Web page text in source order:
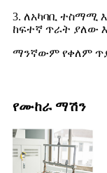
3. ለአካባቢ ተስማሚ
ከፍተኛ ጥራት ያለው
ማንኛውም የቀለም
የሙከራ ማሽን